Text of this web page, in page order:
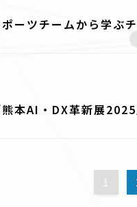
ーツチームから学ぶ
本AI・DX革新展
1